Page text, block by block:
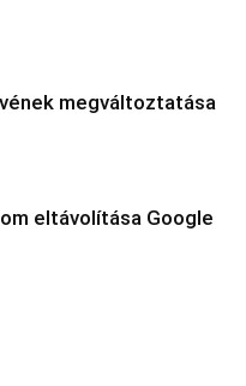
megváltoztatása
eltávolítása Google